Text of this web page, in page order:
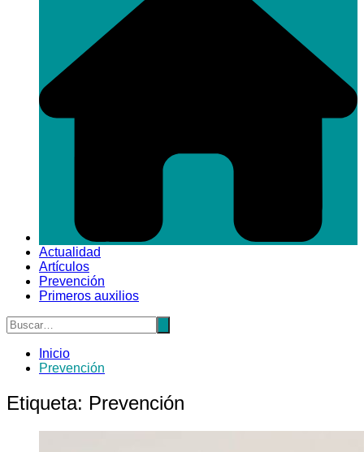
Actualidad
Artículos
Prevención
Primeros auxilios
Inicio
Prevención
Etiqueta: Prevención